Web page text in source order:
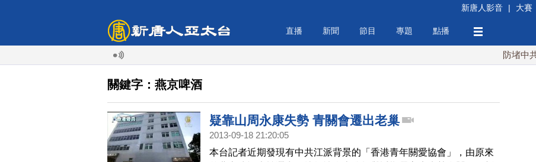
新唐人影音 | 大賽
直播 新聞 節目 專題 點播
防堵中共
關鍵字：燕京啤酒
疑靠山周永康失勢 青關會遷出老巢
2013-09-18 21:20:05
本台記者近期發現有中共江派背景的「香港青年關愛協會」，由原來